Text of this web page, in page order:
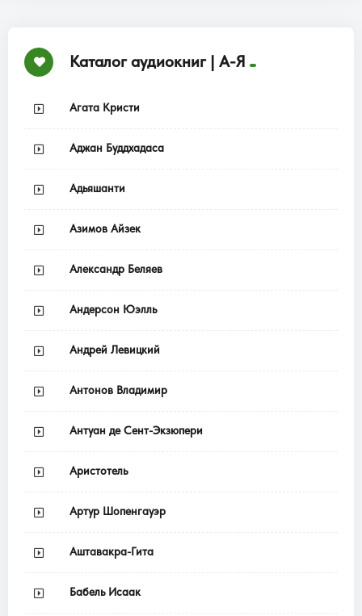
Каталог аудиокниг | А-Я
Агата Кристи
Аджан Буддхадаса
Адьяшанти
Азимов Айзек
Александр Беляев
Андерсон Юэлль
Андрей Левицкий
Антонов Владимир
Антуан де Сент-Экзюпери
Аристотель
Артур Шопенгауэр
Аштавакра-Гита
Бабель Исаак